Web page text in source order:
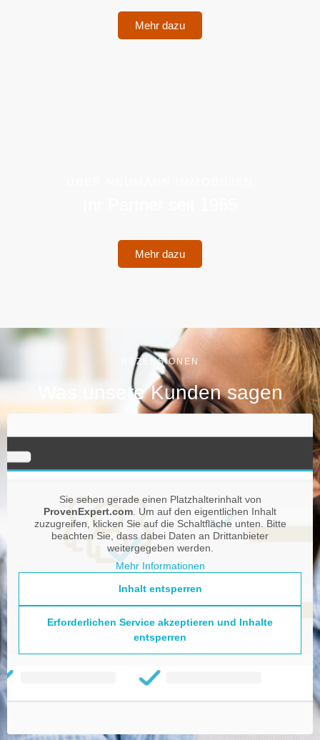
Mehr dazu
Mehr dazu
REZENSIONEN
Was unsere Kunden sagen
Sie sehen gerade einen Platzhalterinhalt von
ProvenExpert.com . Um auf den eigentlichen Inhalt
zuzugreifen, klicken Sie auf die Schaltfläche unten. Bitte
beachten Sie, dass dabei Daten an Drittanbieter
weitergegeben werden.
Mehr Informationen
Inhalt entsperren
Erforderlichen Service akzeptieren und Inhalte
entsperren